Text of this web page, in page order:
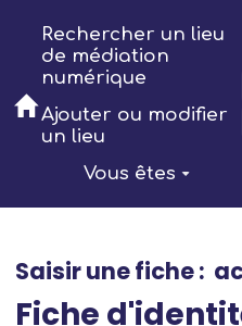
Aller au contenu principal
Rechercher un lieu
de médiation
numérique
Ajouter ou modifier
un lieu
Vous êtes
Saisir une fiche :
Fiche